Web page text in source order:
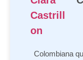
Colombiana